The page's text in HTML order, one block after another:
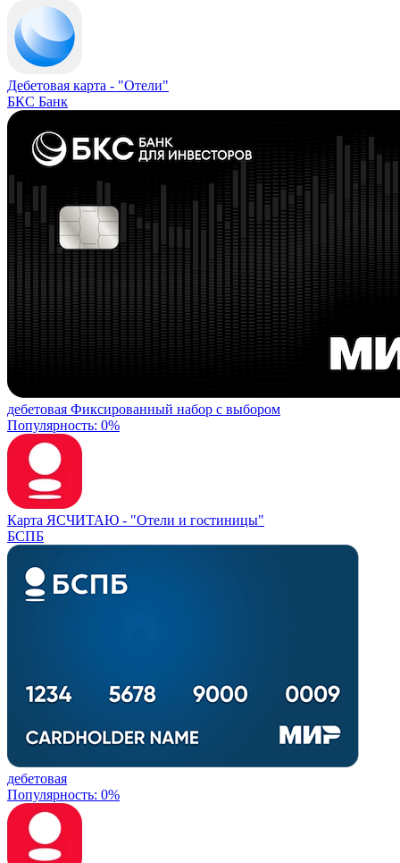
Дебетовая карта - "Отели"
БКС Банк
дебетовая Фиксированный набор с выбором
Популярность: 0%
Карта ЯСЧИТАЮ - "Отели и гостиницы"
БСПБ
дебетовая
Популярность: 0%